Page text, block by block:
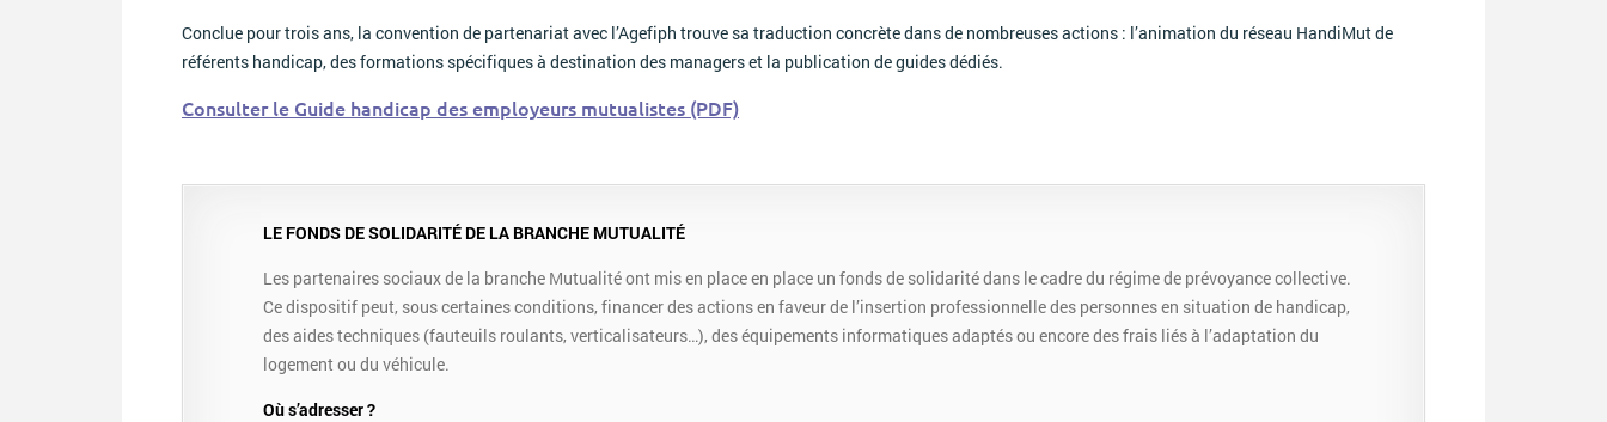
Conclue pour trois ans, la convention de partenariat avec l’Agefiph trouve sa traduction concrète dans de nombreuses actions : l’animation du réseau HandiMut de
référents handicap, des formations spécifiques à destination des managers et la publication de guides dédiés.
Consulter le Guide handicap des employeurs mutualistes (PDF)
LE FONDS DE SOLIDARITÉ DE LA BRANCHE MUTUALITÉ
Les partenaires sociaux de la branche Mutualité ont mis en place en place un fonds de solidarité dans le cadre du régime de prévoyance collective.
Ce dispositif peut, sous certaines conditions, financer des actions en faveur de l’insertion professionnelle des personnes en situation de handicap,
des aides techniques (fauteuils roulants, verticalisateurs…), des équipements informatiques adaptés ou encore des frais liés à l’adaptation du
logement ou du véhicule.
Où s’adresser ?